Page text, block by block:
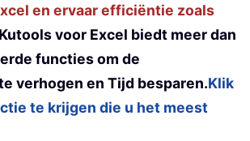
en ervaar efficiëntie zoals
Kutools voor Excel biedt meer dan
functies om de
verhogen en Tijd besparen.Klik
te krijgen die u het meest